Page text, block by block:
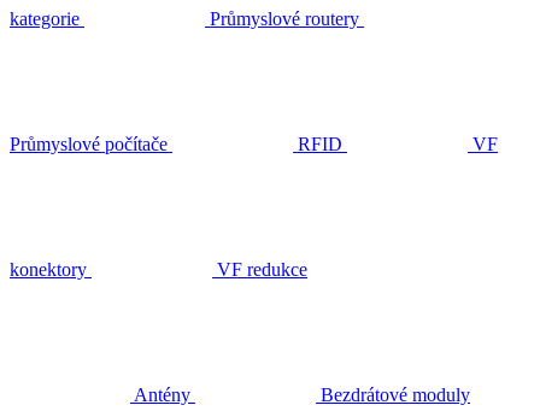
kategorie Průmyslové routery
Průmyslové počítače RFID VF
konektory VF redukce
Antény Bezdrátové moduly